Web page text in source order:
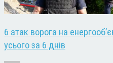
6 атак ворога на
усього за 6 днів